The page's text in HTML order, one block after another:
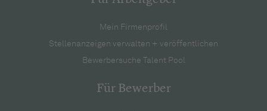
Mein Firmenprofil
Stellenanzeigen verwalten + veröffentlichen
Bewerbersuche Talent Pool
Für Bewerber